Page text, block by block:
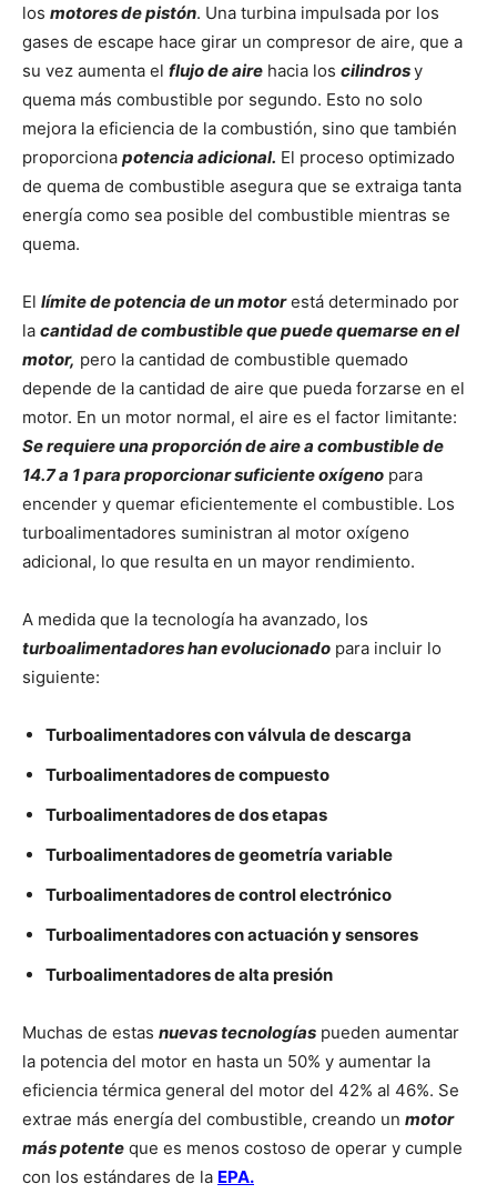
los motores de pistón. Una turbina impulsada por los
gases de escape hace girar un compresor de aire, que a
su vez aumenta el flujo de aire hacia los cilindrosy
quema más combustible por segundo. Esto no solo
mejora la eficiencia de la combustión, sino que también
proporciona potencia adicional. El proceso optimizado
de quema de combustible asegura que se extraiga tanta
energía como sea posible del combustible mientras se
quema.
El límite de potencia de un motorestá determinado por
la cantidad de combustible que puede quemarse en el
motor, pero la cantidad de combustible quemado
depende de la cantidad de aire que pueda forzarse en el
motor. En un motor normal, el aire es el factor limitante:
Se requiere una proporción de aire a combustible de
14.7 a 1 para proporcionar suficiente oxígeno para
encender y quemar eficientemente el combustible. Los
turboalimentadores suministran al motor oxígeno
adicional, lo que resulta en un mayor rendimiento.
A medida que la tecnología ha avanzado, los
turboalimentadores han evolucionado para incluir lo
siguiente:
Turboalimentadores con válvula de descarga
Turboalimentadores de compuesto
Turboalimentadores de dos etapas
Turboalimentadores de geometría variable
Turboalimentadores de control electrónico
Turboalimentadores con actuación y sensores
Turboalimentadores de alta presión
Muchas de estas nuevas tecnologías pueden aumentar
la potencia del motor en hasta un 50% y aumentar la
eficiencia térmica general del motor del 42% al 46%. Se
extrae más energía del combustible, creando un motor
más potente que es menos costoso de operar y cumple
con los estándares de la EPA.